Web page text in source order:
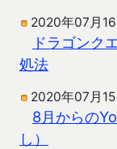
2020年07月16
ドラゴンク
処法
2020年07月15
8月からの
し）